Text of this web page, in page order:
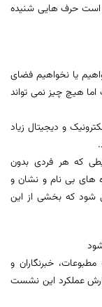
است حرف هایی شنیده
یا نخواهیم فضای
هیچ چیز نمی تواند
و دیجیتال زیاد
که هر فردی بدون
بی نام و نشان و
شود که بخشی از این
خبرنگاران و
عملکرد این نشست